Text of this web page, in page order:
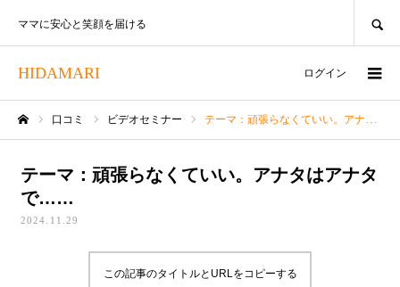
HIDAMARI
ママに安心と笑顔を届ける
ログイン
口コミ ビデオセミナー テーマ：頑張らなくていい。アナタはアナタで……
テーマ：頑張らなくていい。アナタはアナタ
で……
2024.11.29
この記事のタイトルとURLをコピーする